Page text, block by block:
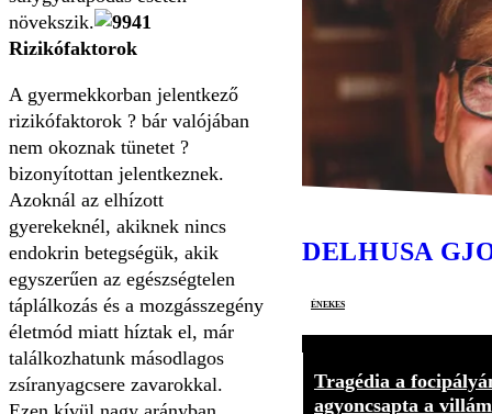
növekszik.
Rizikófaktorok
A gyermekkorban jelentkező
rizikófaktorok ? bár valójában
nem okoznak tünetet ?
bizonyítottan jelentkeznek.
Azoknál az elhízott
gyerekeknél, akiknek nincs
endokrin betegségük, akik
egyszerűen az egészségtelen
táplálkozás és a mozgásszegény
életmód miatt híztak el, már
találkozhatunk másodlagos
zsíranyagcsere zavarokkal.
DELHUSA
énekes
Tragédia a
agyoncsapta a